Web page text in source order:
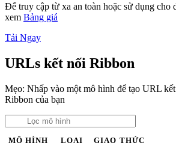
Để truy cập từ xa an toàn hoặc sử dụng cho
xem Bảng giá
Tải Ngay
URLs kết nối Ribbon
Mẹo: Nhấp vào một mô hình để tạo URL
Ribbon của bạn
MÔ HÌNH LOẠI GIAO THỨC